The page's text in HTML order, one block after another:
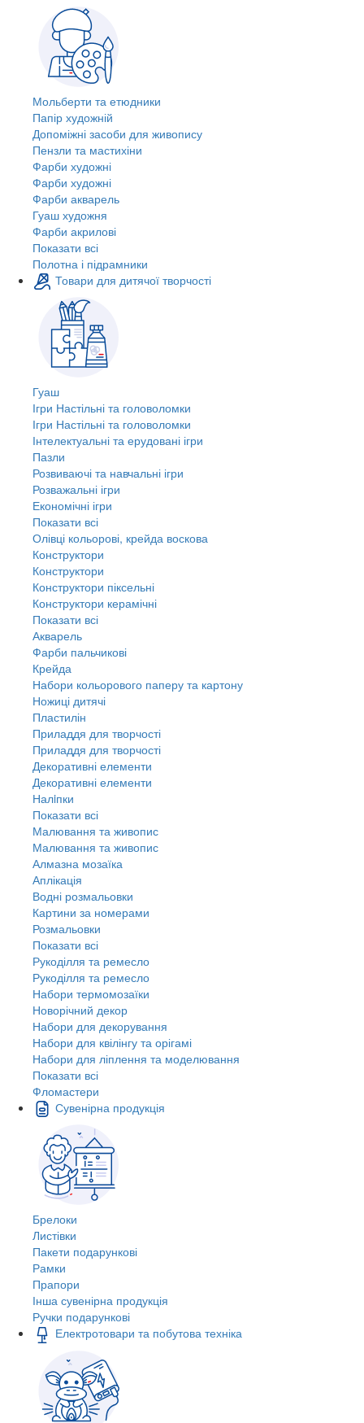
Мольберти та етюдники
Папір художній
Допоміжні засоби для живопису
Пензли та мастихіни
Фарби художні
Фарби художні
Фарби акварель
Гуаш художня
Фарби акрилові
Показати всі
Полотна і підрамники
Товари для дитячої творчості
Гуаш
Ігри Настільні та головоломки
Ігри Настільні та головоломки
Інтелектуальні та ерудовані ігри
Пазли
Розвиваючі та навчальні ігри
Розважальні ігри
Економічні ігри
Показати всі
Олівці кольорові, крейда воскова
Конструктори
Конструктори
Конструктори піксельні
Конструктори керамічні
Показати всі
Акварель
Фарби пальчикові
Крейда
Набори кольорового паперу та картону
Ножиці дитячі
Пластилін
Приладдя для творчості
Приладдя для творчості
Декоративні елементи
Декоративні елементи
Налiпки
Показати всі
Малювання та живопис
Малювання та живопис
Алмазна мозаїка
Аплікація
Водні розмальовки
Картини за номерами
Розмальовки
Показати всі
Рукоділля та ремесло
Рукоділля та ремесло
Набори термомозаїки
Новорічний декор
Набори для декорування
Набори для квілінгу та орігамі
Набори для ліплення та моделювання
Показати всі
Фломастери
Сувенірна продукція
Брелоки
Листівки
Пакети подарункові
Рамки
Прапори
Інша сувенірна продукція
Ручки подарункові
Електротовари та побутова техніка